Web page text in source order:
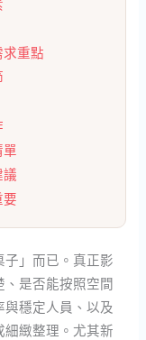
重點
」而已。真正影
是否能按照空間
穩定人員、以及
緻整理。尤其新